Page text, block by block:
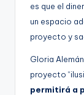
es que el
un espacio
proyecto y
Gloria
proyecto
permitirá a